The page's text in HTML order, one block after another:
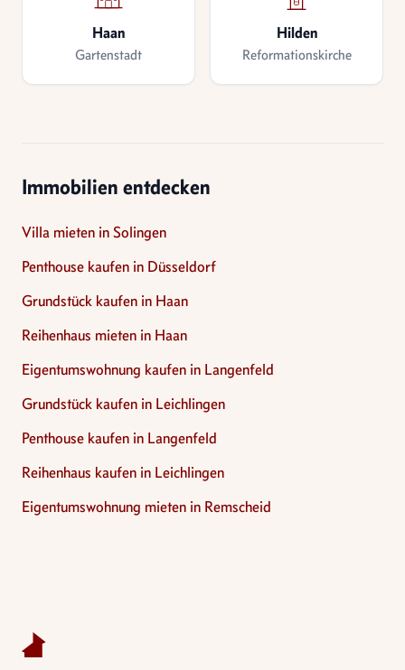
Haan
Gartenstadt
Hilden
Reformationskirche
Immobilien entdecken
Villa mieten in Solingen
Penthouse kaufen in Düsseldorf
Grundstück kaufen in Haan
Reihenhaus mieten in Haan
Eigentumswohnung kaufen in Langenfeld
Grundstück kaufen in Leichlingen
Penthouse kaufen in Langenfeld
Reihenhaus kaufen in Leichlingen
Eigentumswohnung mieten in Remscheid